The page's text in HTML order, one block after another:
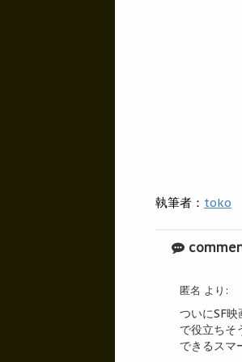
執筆者： toko
匿名 より:
ついにSF
で役立ちそ
できるスマ